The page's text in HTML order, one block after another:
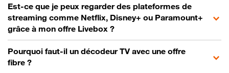
Est-ce que je peux regarder des plateformes de
streaming comme Netflix, Disney+ ou Paramount+
grâce à mon offre Livebox ?
Pourquoi faut-il un décodeur TV avec une offre
fibre ?